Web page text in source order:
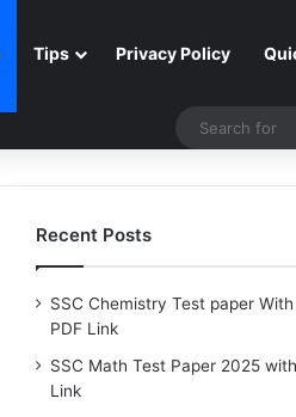
Tips Privacy Policy
Recent Posts
SSC Chemistry Test paper
PDF Link
SSC Math Test Paper 2025
Link